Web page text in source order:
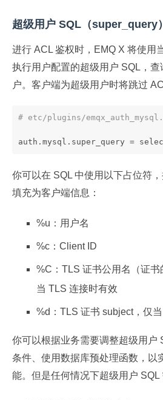
超级用户 SQL（super_query）
进行 ACL 鉴权时，EMQ X 将使用
执行用户配置的超级用户 SQL，查
户。客户端为超级用户时将跳过
# etc/plugins/
auth.mysql.super_query =
你可以在 SQL 中使用以下占位符
填充为客户端信息：
%u：用户名
%c：Client ID
%C：TLS 证书公用名（证
当 TLS 连接时有效
%d：TLS 证书 subject，仅
你可以根据业务需要调整超级用户
条件、使用数据库预处理函数，以
能。但是任何情况下超级用户 SQL